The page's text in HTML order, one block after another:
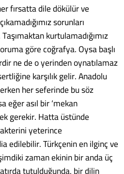
fırsatta dile dökülür ve
sorunları
kurtulamadığımız
göre coğrafya. Oysa başlı
ne de o yerinden oynatılamaz
karşılık gelir. Anadolu
her seferinde bu söz
eğer asıl bir ‘mekan
gerekir. Hatta üstünde
yeterince
edilebilir. Türkçenin en ilginç ve
zaman ekinin bir anda üç